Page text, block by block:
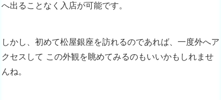
へ出ることなく入店が可能です。
しかし、初めて松屋銀座を訪れるのであれば、一度外へア
クセスして この外観を眺めてみるのもいいかもしれませ
んね。